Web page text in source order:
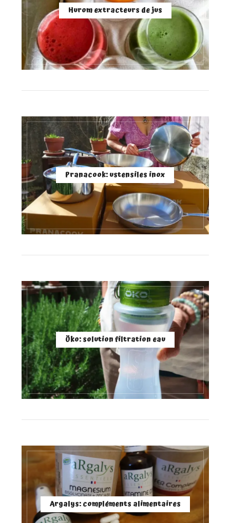
Hurom extracteurs de jus
Pranacook: ustensiles inox
Öko: solution filtration eau
Argalys: compléments alimentaires